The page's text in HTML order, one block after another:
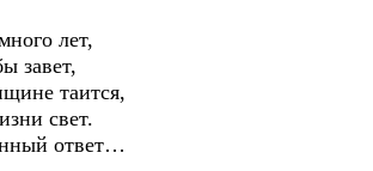
лет,
завет,
таится,
свет.
ответ…